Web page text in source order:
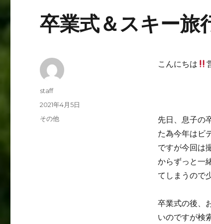
卒業式＆スキー旅
こんにちは
先日、息子の
た為今年はビ
ですが今回は
からずっと一
てしまうので
卒業式の後、
いのですが検
投
staff
投
2021年4月5日
カ
その他